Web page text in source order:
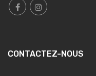
CONTACTEZ-NOUS